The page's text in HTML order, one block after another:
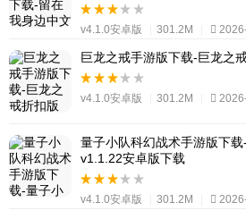
v4.1.0安卓版 301.2M
巨龙之戒手游版下载-巨龙之
v4.1.0安卓版 301.2M
量子小队科幻战术手游版下
v1.1.22安卓版下载
v4.1.0安卓版 301.2M